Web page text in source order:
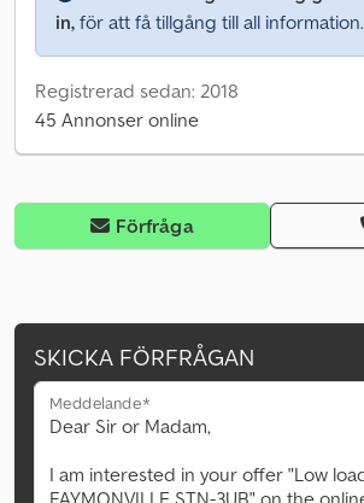
in, för att få tillgång till all information.
Registrerad sedan: 2018
45 Annonser online
Förfråga
SKICKA FÖRFRÅGAN
Meddelande*